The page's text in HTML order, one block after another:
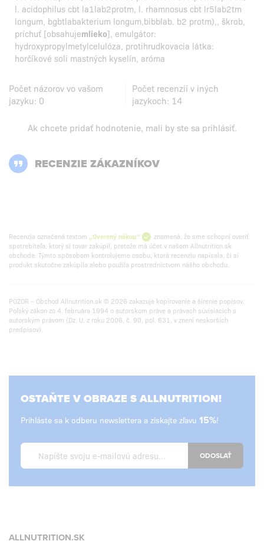
l. acidophilus cbt la1lab2protm, l. rhamnosus cbt lr5lab2tm
longum, bgbtlabakterium longum,bibblab. b2 protm),, škrob,
príchuť [obsahujemlieko], emulgátor:
hydroxypropylmetylcelulóza, protihrudkovacia látka:
horčíkové soli mastných kyselín, aróma
Počet názorov vo vašom
jazyku: 0
Počet recenzií v iných
jazykoch: 14
Ak chcete pridať hodnotenie, mali by ste sa prihlásiť.
RECENZIE ZÁKAZNÍKOV
Recenzia označená textom „Overený nákup“
znamená, že sme schopní overiť
spotrebiteľa, ktorý si tovar zakúpil, pretože má účet v našom Allnutrition.sk
obchode. Týmto spôsobom kontrolujeme osobu, ktorá recenziu napísala, či si
produkt skutočne zakúpila alebo použila prostredníctvom nášho obchodu.
POZOR – Obchod Allnutrition.sk © 2026 zakazuje kopírovanie a šírenie popisov.
Poľský zákon zo 4. februára 1994 o autorskom práve a právach súvisiacich s
autorským právom (Dz. U. z roku 2006, č. 90, pol. 631, v znení neskorších
predpisov).
OSTAŇTE V OBRAZE S ALLNUTRITION!
Prihláste sa k odberu newslettera a získajte zľavu 15%!
ODOSLAŤ
ALLNUTRITION.SK